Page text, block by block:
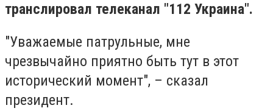
транслировал телеканал "112 Украина".
"Уважаемые патрульные, мне
чрезвычайно приятно быть тут в этот
исторический момент", – сказал
президент.